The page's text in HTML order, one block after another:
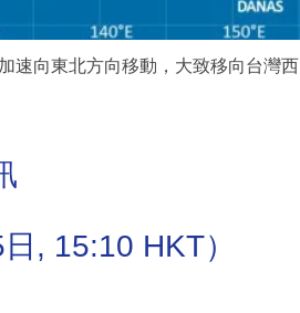
速向東北方向移動，大致移向台灣西
, 15:10 HKT）